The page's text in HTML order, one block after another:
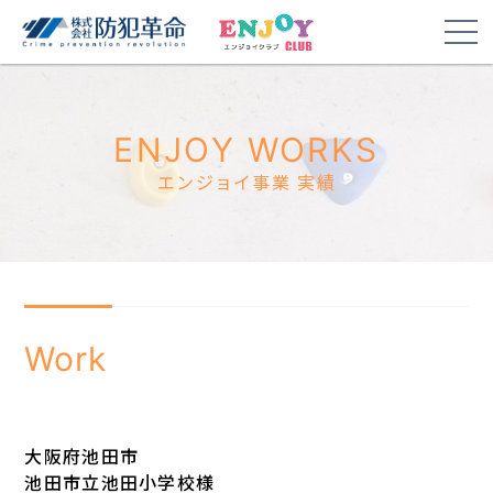
ENJOY WORKS
エンジョイ事業 実績
Work
大阪府池田市
池田市立池田小学校様